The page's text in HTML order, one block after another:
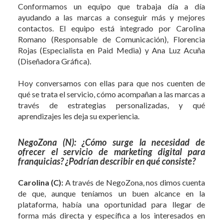
Conformamos un equipo que trabaja día a día
ayudando a las marcas a conseguir más y mejores
contactos. El equipo está integrado por Carolina
Romano (Responsable de Comunicación), Florencia
Rojas (Especialista en Paid Media) y Ana Luz Acuña
(Diseñadora Gráfica).
Hoy conversamos con ellas para que nos cuenten de
qué se trata el servicio, cómo acompañan a las marcas a
través de estrategias personalizadas, y qué
aprendizajes les deja su experiencia.
NegoZona (N): ¿Cómo surge la necesidad de
ofrecer el servicio de marketing digital para
franquicias? ¿Podrían describir en qué consiste?
Carolina (C): A través de NegoZona, nos dimos cuenta
de que, aunque teníamos un buen alcance en la
plataforma, había una oportunidad para llegar de
forma más directa y específica a los interesados en